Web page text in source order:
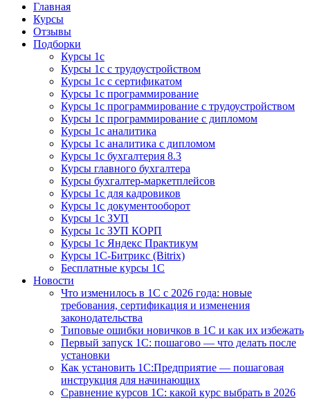
Курсы 1С
Курсы 1С официальная сертификация
Главная
Курсы
Отзывы
Подборки
Курсы 1с
Курсы 1с с трудоустройством
Курсы 1с с сертификатом
Курсы 1с программирование
Курсы 1с программирование с трудоустройством
Курсы 1с программирование с дипломом
Курсы 1с аналитика
Курсы 1с аналитика с дипломом
Курсы 1с бухгалтерия 8.3
Курсы главного бухгалтера
Курсы бухгалтер-маркетплейсов
Курсы 1с для кадровиков
Курсы 1с документооборот
Курсы 1с ЗУП
Курсы 1с ЗУП КОРП
Курсы 1с Яндекс Практикум
Курсы 1С-Битрикс (Bitrix)
Бесплатные курсы 1С
Новости
Что изменилось в 1С с 2026 года: новые
требования, сертификация и изменения
законодательства
Типовые ошибки новичков в 1С и как их избежать
Первый запуск 1С: пошагово — что делать после
установки
Как установить 1С:Предприятие — пошаговая
инструкция для начинающих
Сравнение курсов 1С: какой курс выбрать в 2026